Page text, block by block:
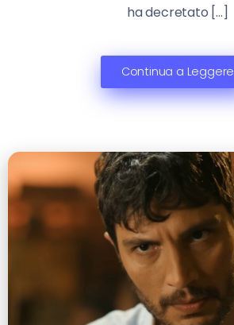
ha decretato […]
Continua a Leggere